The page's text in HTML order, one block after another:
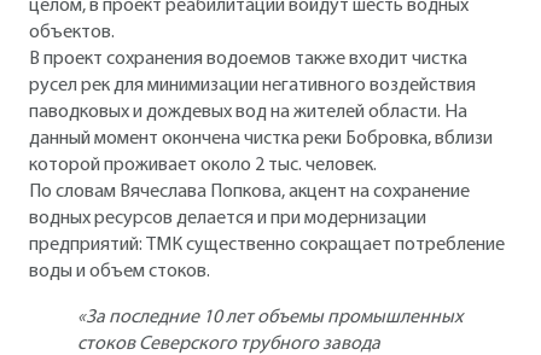
целом, в проект реабилитации войдут шесть водных
объектов.
В проект сохранения водоемов также входит чистка
русел рек для минимизации негативного воздействия
паводковых и дождевых вод на жителей области. На
данный момент окончена чистка реки Бобровка, вблизи
которой проживает около 2 тыс. человек.
По словам Вячеслава Попкова, акцент на сохранение
водных ресурсов делается и при модернизации
предприятий: ТМК существенно сокращает потребление
воды и объем стоков.
«За последние 10 лет объемы промышленных
стоков Северского трубного завода